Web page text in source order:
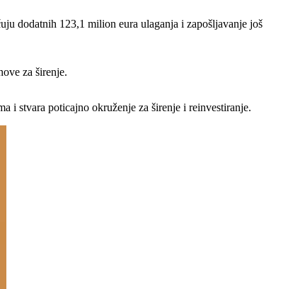
dodatnih 123,1 milion eura ulaganja i zapošljavanje još
za širenje.
i stvara poticajno okruženje za širenje i reinvestiranje.